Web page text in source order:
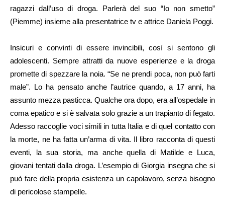
ragazzi dall’uso di droga. Parlerà del suo “Io non smetto”
(Piemme) insieme alla presentatrice tv e attrice Daniela Poggi.
Insicuri e convinti di essere invincibili, così si sentono gli
adolescenti. Sempre attratti da nuove esperienze e la droga
promette di spezzare la noia. “Se ne prendi poca, non può farti
male”. Lo ha pensato anche l’autrice quando, a 17 anni, ha
assunto mezza pasticca. Qualche ora dopo, era all’ospedale in
coma epatico e si è salvata solo grazie a un trapianto di fegato.
Adesso raccoglie voci simili in tutta Italia e di quel contatto con
la morte, ne ha fatta un’arma di vita. Il libro racconta di questi
eventi, la sua storia, ma anche quella di Matilde e Luca,
giovani tentati dalla droga. L’esempio di Giorgia insegna che si
può fare della propria esistenza un capolavoro, senza bisogno
di pericolose stampelle.